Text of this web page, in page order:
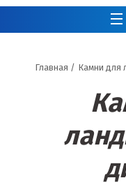
Главная / Камни для